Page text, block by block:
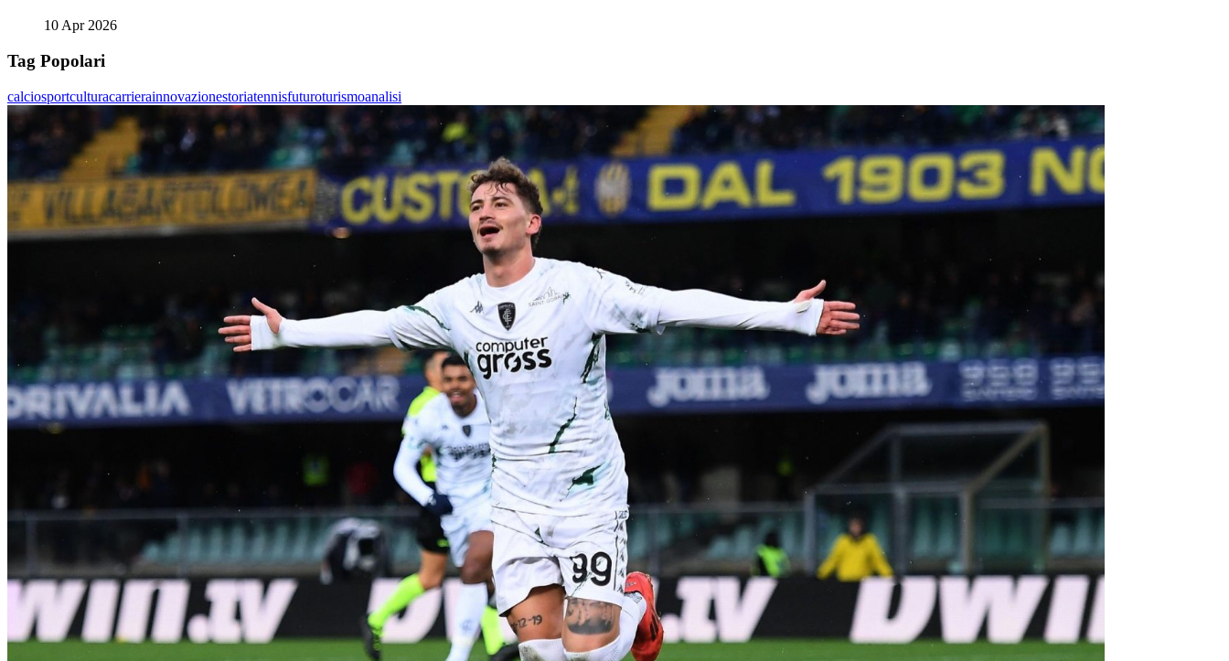
10 Apr 2026
Tag Popolari
calciosportculturacarrierainnovazionestoriatennisfuturoturismoanalisi